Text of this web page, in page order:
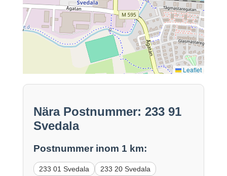
Leaflet
Nära Postnummer: 233 91
Svedala
Postnummer inom 1 km:
233 01 Svedala
233 20 Svedala